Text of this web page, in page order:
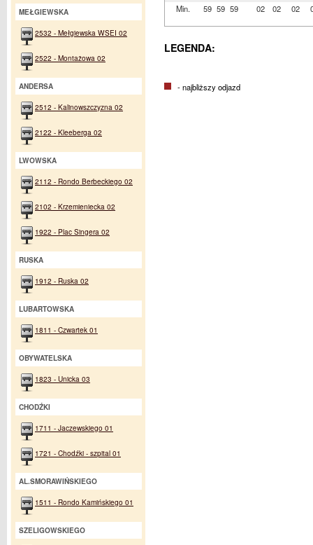
Min.
59 59 59 02 02 02
LEGENDA:
- najbliższy odjazd
MEŁGIEWSKA
2532 - Mełgiewska WSEI 02
2522 - Montażowa 02
ANDERSA
2512 - Kalinowszczyzna 02
2122 - Kleeberga 02
LWOWSKA
2112 - Rondo Berbeckiego 02
2102 - Krzemieniecka 02
1922 - Plac Singera 02
RUSKA
1912 - Ruska 02
LUBARTOWSKA
1811 - Czwartek 01
OBYWATELSKA
1823 - Unicka 03
CHODŹKI
1711 - Jaczewskiego 01
1721 - Chodźki - szpital 01
AL.SMORAWIŃSKIEGO
1511 - Rondo Kamińskiego 01
SZELIGOWSKIEGO